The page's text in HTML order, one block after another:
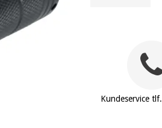
Kundeservice tlf.